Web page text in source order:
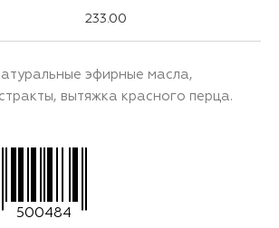
233.00
эфирные масла,
вытяжка красного перца.
500484